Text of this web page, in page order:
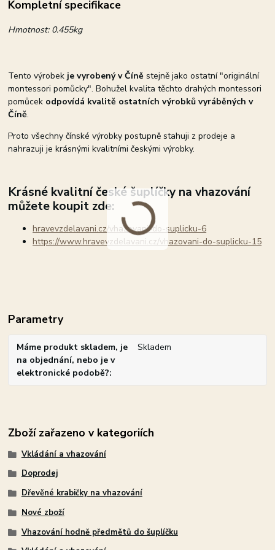
Kompletní specifikace
Hmotnost:0.455kg
Tento výrobek je vyrobený v Číně stejně jako ostatní "originální
montessori pomůcky". Bohužel kvalita těchto drahých montessori
pomůcek odpovídá kvalitě ostatních výrobků vyráběných v
Číně.
Proto všechny čínské výrobky postupně stahuji z prodeje a
nahrazuji je krásnými kvalitními českými výrobky.
Krásné kvalitní české šuplíčky na vhazování
můžete koupit zde:
hravevzdelavani.cz/vhazovani-do-suplicku-6
https://www.hravevzdelavani.cz/vhazovani-do-suplicku-15
Parametry
Máme produkt skladem, je
na objednání, nebo je v
elektronické podobě?
Skladem
Zboží zařazeno v kategoriích
Vkládání a vhazování
Doprodej
Dřevěné krabičky na vhazování
Nové zboží
Vhazování hodně předmětů do šuplíčku